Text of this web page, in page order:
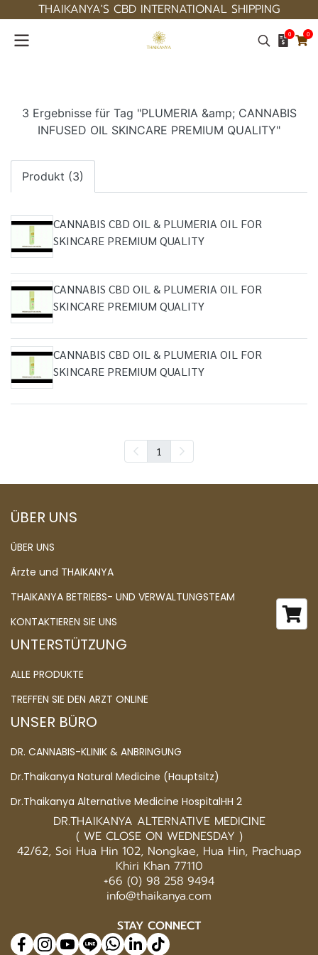
THAIKANYA'S CBD INTERNATIONAL SHIPPING
0 0
3 Ergebnisse für Tag "PLUMERIA &amp; CANNABIS
INFUSED OIL SKINCARE PREMIUM QUALITY"
Produkt (3)
CANNABIS CBD OIL & PLUMERIA OIL FOR
SKINCARE PREMIUM QUALITY
CANNABIS CBD OIL & PLUMERIA OIL FOR
SKINCARE PREMIUM QUALITY
CANNABIS CBD OIL & PLUMERIA OIL FOR
SKINCARE PREMIUM QUALITY
1
ÜBER UNS
ÜBER UNS
Ärzte und THAIKANYA
THAIKANYA BETRIEBS- UND VERWALTUNGSTEAM
KONTAKTIEREN SIE UNS
UNTERSTÜTZUNG
ALLE PRODUKTE
TREFFEN SIE DEN ARZT ONLINE
UNSER BÜRO
DR. CANNABIS-KLINIK & ANBRINGUNG
Dr.Thaikanya Natural Medicine (Hauptsitz)
Dr.Thaikanya Alternative Medicine HospitalHH 2
DR.THAIKANYA ALTERNATIVE MEDICINE
( WE CLOSE ON WEDNESDAY )
42/62, Soi Hua Hin 102, Nongkae, Hua Hin, Prachuap
Khiri Khan 77110
+66 (0) 98 258 9494
info@thaikanya.com
STAY CONNECT